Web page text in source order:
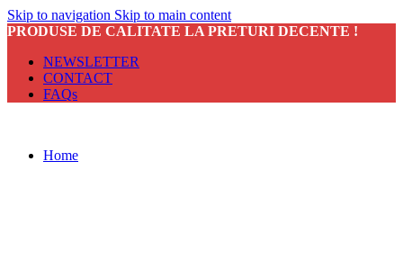
Skip to navigation Skip to main content
PRODUSE DE CALITATE LA PRETURI DECENTE !
NEWSLETTER
CONTACT
FAQs
Home